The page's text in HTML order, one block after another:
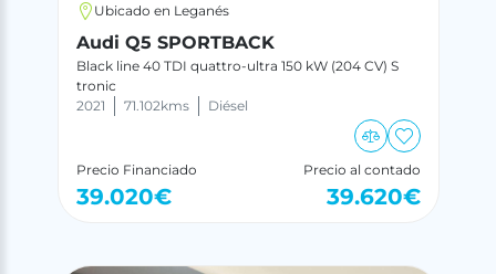
Ubicado en Leganés
Audi Q5 SPORTBACK
Black line 40 TDI quattro-ultra 150 kW (204 CV) S
tronic
2021
71.102kms Diésel
Precio Financiado
39.020€
Precio al contado
39.620€